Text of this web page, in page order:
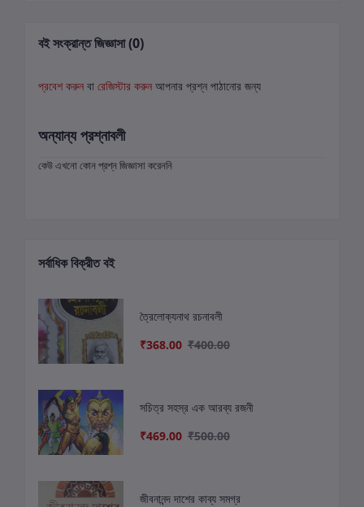
বই সংক্রান্ত জিজ্ঞাসা (0)
প্রবেশ করুন বা রেজিস্টার করুন আপনার প্রশ্ন পাঠানোর জন্য
অন্যান্য প্রশ্নাবলী
কেউ এখনো কোন প্রশ্ন জিজ্ঞাসা করেননি
সর্বাধিক বিক্রীত বই
ত্রৈলোক্যনাথ রচনাবলী
₹368.00 ₹400.00
সচিত্র সহস্র এক আরব্য রজনী
₹469.00 ₹500.00
জীবনানন্দ দাশের কাব্য সমগ্র